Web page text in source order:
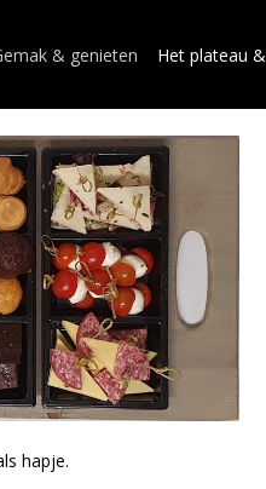
& genieten Het plateau
hapje.